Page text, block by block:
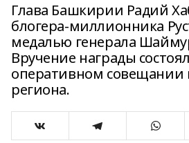
Глава Башкирии Радий
блогера-миллионника
медалью генерала
Вручение награды
оперативном совещании
региона.